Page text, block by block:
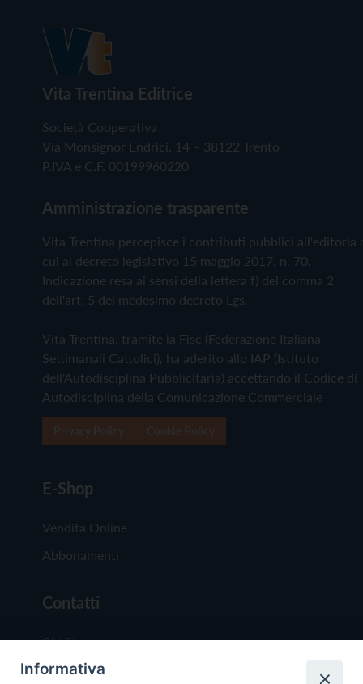
Vita Trentina Editrice
Società Cooperativa
Via Monsignor Endrici, 14 – 38122 Trento
P.IVA e C.F. 00199960220
Amministrazione trasparente
Vita Trentina percepisce i contributi pubblici all'editoria
cui al decreto legislativo 15 maggio 2017, n. 70.
Indicazione resa ai sensi della lettera f) del comma 2
dell'art. 5 del medesimo decreto Lgs.
Vita Trentina, tramite la Fisc (Federazione Italiana
Settimanali Cattolici), ha aderito allo IAP (Istituto
dell'Autodisciplina Pubblicitaria) accettando il Codice di
Autodisciplina della Comunicazione Commerciale
E-Shop
Vendita Online
Abbonamenti
Contatti
Chi Siamo
Redazione
Informativa